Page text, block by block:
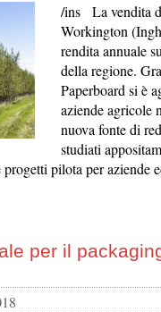
/ins La vendita
Workington
rendita annuale
della regione.
Paperboard si è
aziende agricole
nuova fonte di
studiati
pilota per
per il